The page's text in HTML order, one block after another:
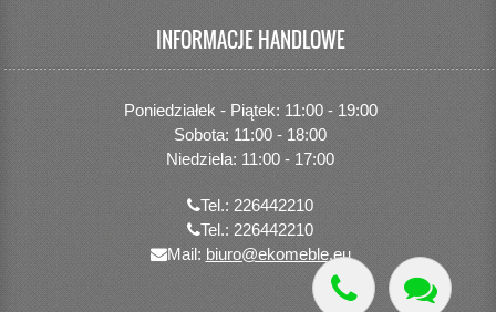
INFORMACJE HANDLOWE
Poniedziałek - Piątek: 11:00 - 19:00
Sobota: 11:00 - 18:00
Niedziela: 11:00 - 17:00
Tel.: 226442210
Tel.: 226442210
Mail: biuro@ekomeble.eu